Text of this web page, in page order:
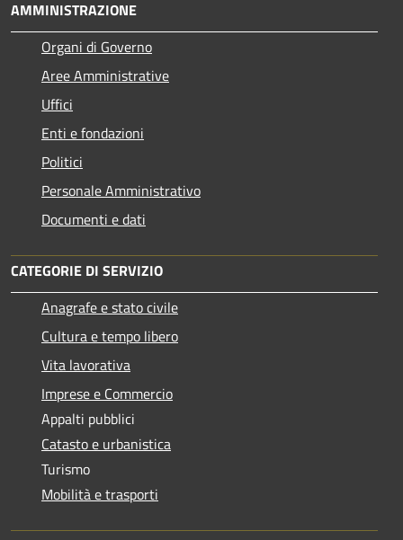
AMMINISTRAZIONE
Organi di Governo
Aree Amministrative
Uffici
Enti e fondazioni
Politici
Personale Amministrativo
Documenti e dati
CATEGORIE DI SERVIZIO
Anagrafe e stato civile
Cultura e tempo libero
Vita lavorativa
Imprese e Commercio
Appalti pubblici
Catasto e urbanistica
Turismo
Mobilità e trasporti